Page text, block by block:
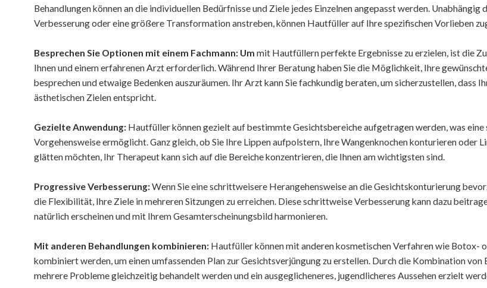
Behandlungen können an die individuellen Bedürfnisse und Ziele jedes Einzelnen angepasst werden. Unabhängig
Verbesserung oder eine größere Transformation anstreben, können Hautfüller auf Ihre spezifischen Vorlieben
Besprechen Sie Optionen mit einem Fachmann: Um mit Hautfüllern perfekte Ergebnisse zu erzielen, ist die
Ihnen und einem erfahrenen Arzt erforderlich. Während Ihrer Beratung haben Sie die Möglichkeit, Ihre
besprechen und etwaige Bedenken auszuräumen. Ihr Arzt kann Sie fachkundig beraten, um sicherzustellen, dass
ästhetischen Zielen entspricht.
Gezielte Anwendung:Hautfüller können gezielt auf bestimmte Gesichtsbereiche aufgetragen werden, was eine
Vorgehensweise ermöglicht. Ganz gleich, ob Sie Ihre Lippen aufpolstern, Ihre Wangenknochen konturieren oder
glätten möchten, Ihr Therapeut kann sich auf die Bereiche konzentrieren, die Ihnen am wichtigsten sind.
Progressive Verbesserung:Wenn Sie eine schrittweisere Herangehensweise an die Gesichtskonturierung
die Flexibilität, Ihre Ziele in mehreren Sitzungen zu erreichen. Diese schrittweise Verbesserung kann dazu
natürlich erscheinen und mit Ihrem Gesamterscheinungsbild harmonieren.
Mit anderen Behandlungen kombinieren:Hautfüller können mit anderen kosmetischen Verfahren wie Botox-
kombiniert werden, um einen umfassenden Plan zur Gesichtsverjüngung zu erstellen. Durch die Kombination von
mehrere Probleme gleichzeitig behandelt werden und ein ausgeglicheneres, jugendlicheres Aussehen erzielt